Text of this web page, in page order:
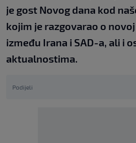
je gost Novog dana kod
kojim je razgovarao o
između Irana i SAD-a, ali i
aktualnostima.
Podijeli